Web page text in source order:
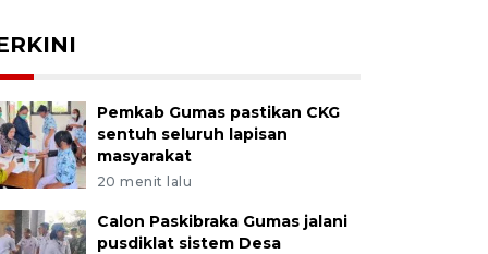
Pemkab Gumas pastikan CKG
sentuh seluruh lapisan
masyarakat
20 menit lalu
Calon Paskibraka Gumas jalani
pusdiklat sistem Desa